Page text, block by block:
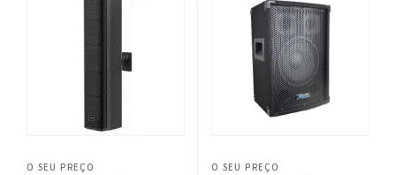
O SEU PREÇO
Som e Luz
O SEU PREÇO